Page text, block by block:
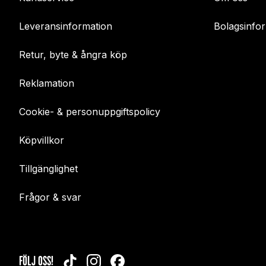
Leveransinformation
Retur, byte & ångra köp
Reklamation
Cookie- & personuppgiftspolicy
Köpvillkor
Tillgänglighet
Frågor & svar
FÖLJ OSS!